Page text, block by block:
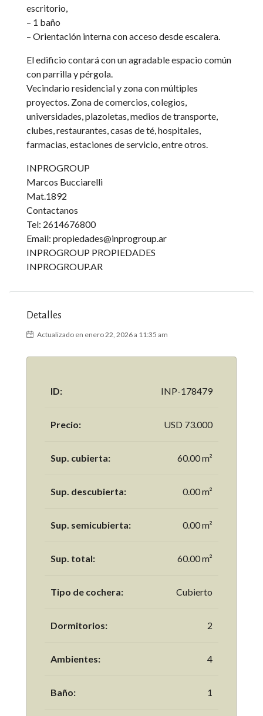
escritorio,
– 1 baño
– Orientación interna con acceso desde escalera.
El edificio contará con un agradable espacio común
con parrilla y pérgola.
Vecindario residencial y zona con múltiples
proyectos. Zona de comercios, colegios,
universidades, plazoletas, medios de transporte,
clubes, restaurantes, casas de té, hospitales,
farmacias, estaciones de servicio, entre otros.
INPROGROUP
Marcos Bucciarelli
Mat.1892
Contactanos
Tel: 2614676800
Email: propiedades@inprogroup.ar
INPROGROUP PROPIEDADES
INPROGROUP.AR
Detalles
Actualizado en enero 22, 2026 a 11:35 am
ID: INP-178479
Precio: USD 73.000
Sup. cubierta: 60.00 m²
Sup. descubierta: 0.00 m²
Sup. semicubierta: 0.00 m²
Sup. total: 60.00 m²
Tipo de cochera: Cubierto
Dormitorios: 2
Ambientes: 4
Baño: 1